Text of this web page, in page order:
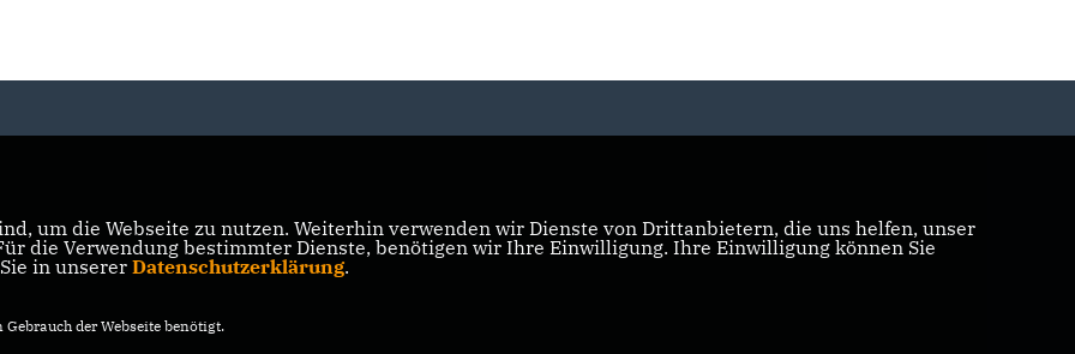
um die Webseite zu nutzen. Weiterhin verwenden wir Dienste von Drittanbietern, die uns helfen, unser
die Verwendung bestimmter Dienste, benötigen wir Ihre Einwilligung. Ihre Einwilligung können Sie
in unserer Datenschutzerklärung.
der Webseite benötigt.